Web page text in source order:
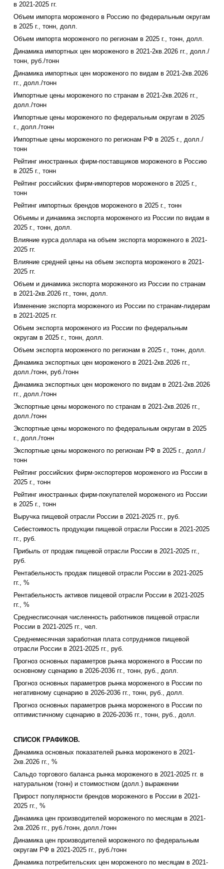
в 2021-2025 гг.
Объем импорта мороженого в Россию по федеральным округам
в 2025 г., тонн, долл.
Объем импорта мороженого по регионам в 2025 г., тонн, долл.
Динамика импортных цен мороженого в 2021-2кв.2026 гг., долл./
тонн, руб./тонн
Динамика импортных цен мороженого по видам в 2021-2кв.2026
гг., долл./тонн
Импортные цены мороженого по странам в 2021-2кв.2026 гг.,
долл./тонн
Импортные цены мороженого по федеральным округам в 2025
г., долл./тонн
Импортные цены мороженого по регионам РФ в 2025 г., долл./
тонн
Рейтинг иностранных фирм-поставщиков мороженого в Россию
в 2025 г., тонн
Рейтинг российских фирм-импортеров мороженого в 2025 г.,
тонн
Рейтинг импортных брендов мороженого в 2025 г., тонн
Объемы и динамика экспорта мороженого из России по видам в
2025 г., тонн, долл.
Влияние курса доллара на объем экспорта мороженого в 2021-
2025 гг.
Влияние средней цены на объем экспорта мороженого в 2021-
2025 гг.
Объем и динамика экспорта мороженого из России по странам
в 2021-2кв.2026 гг., тонн, долл.
Изменение экспорта мороженого из России по странам-лидерам
в 2021-2025 гг.
Объем экспорта мороженого из России по федеральным
округам в 2025 г., тонн, долл.
Объем экспорта мороженого по регионам в 2025 г., тонн, долл.
Динамика экспортных цен мороженого в 2021-2кв.2026 гг.,
долл./тонн, руб./тонн
Динамика экспортных цен мороженого по видам в 2021-2кв.2026
гг., долл./тонн
Экспортные цены мороженого по странам в 2021-2кв.2026 гг.,
долл./тонн
Экспортные цены мороженого по федеральным округам в 2025
г., долл./тонн
Экспортные цены мороженого по регионам РФ в 2025 г., долл./
тонн
Рейтинг российских фирм-экспортеров мороженого из России в
2025 г., тонн
Рейтинг иностранных фирм-покупателей мороженого из России
в 2025 г., тонн
Выручка пищевой отрасли России в 2021-2025 гг., руб.
Себестоимость продукции пищевой отрасли России в 2021-2025
гг., руб.
Прибыль от продаж пищевой отрасли России в 2021-2025 гг.,
руб.
Рентабельность продаж пищевой отрасли России в 2021-2025
гг., %
Рентабельность активов пищевой отрасли России в 2021-2025
гг., %
Среднесписочная численность работников пищевой отрасли
России в 2021-2025 гг., чел.
Среднемесячная заработная плата сотрудников пищевой
отрасли России в 2021-2025 гг., руб.
Прогноз основных параметров рынка мороженого в России по
основному сценарию в 2026-2036 гг., тонн, руб., долл.
Прогноз основных параметров рынка мороженого в России по
негативному сценарию в 2026-2036 гг., тонн, руб., долл.
Прогноз основных параметров рынка мороженого в России по
оптимистичному сценарию в 2026-2036 гг., тонн, руб., долл.
СПИСОК ГРАФИКОВ.
Динамика основных показателей рынка мороженого в 2021-
2кв.2026 гг., %
Сальдо торгового баланса рынка мороженого в 2021-2025 гг. в
натуральном (тонн) и стоимостном (долл.) выражении
Прирост популярности брендов мороженого в России в 2021-
2025 гг., %
Динамика цен производителей мороженого по месяцам в 2021-
2кв.2026 гг., руб./тонн, долл./тонн
Динамика цен производителей мороженого по федеральным
округам РФ в 2021-2025 гг., руб./тонн
Динамика потребительских цен мороженого по месяцам в 2021-